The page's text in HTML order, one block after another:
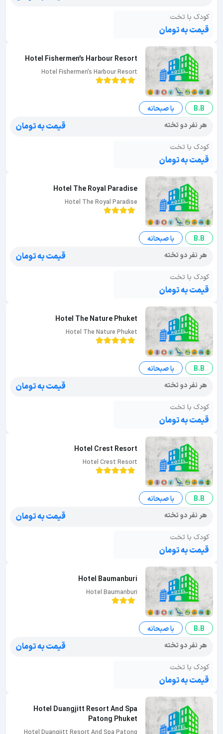
کودک با تخت
قیمت به تومان
Hotel Fishermen’s Harbour Resort
Hotel Fishermen’s Harbour Resort
B.B
با صبحانه
هر نفر دو تخته
قیمت به تومان
کودک با تخت
قیمت به تومان
Hotel The Royal Paradise
Hotel The Royal Paradise
B.B
با صبحانه
هر نفر دو تخته
قیمت به تومان
کودک با تخت
قیمت به تومان
Hotel The Nature Phuket
Hotel The Nature Phuket
B.B
با صبحانه
هر نفر دو تخته
قیمت به تومان
کودک با تخت
قیمت به تومان
Hotel Crest Resort
Hotel Crest Resort
B.B
با صبحانه
هر نفر دو تخته
قیمت به تومان
کودک با تخت
قیمت به تومان
Hotel Baumanburi
Hotel Baumanburi
B.B
با صبحانه
هر نفر دو تخته
قیمت به تومان
کودک با تخت
قیمت به تومان
Hotel Duangjitt Resort And Spa
Patong Phuket